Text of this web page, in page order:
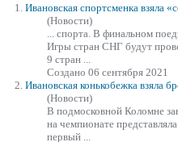
1. Ивановская спортсменка взяла
(Новости)
... спорта. В финальном
Игры стран СНГ будут
9 стран ...
Создано 06 сентября 2021
2. Ивановская конькобежка взяла
(Новости)
В подмосковной Коломне
на чемпионате
первый ...